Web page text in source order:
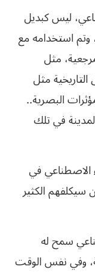
ليس كبديل
وتم استخدامه مع
مثل
التاريخية مثل
البصرية..
في تلك
الاصطناعي في
كان سيكلفهم الكثير
سمح له
وفي نفس الوقت